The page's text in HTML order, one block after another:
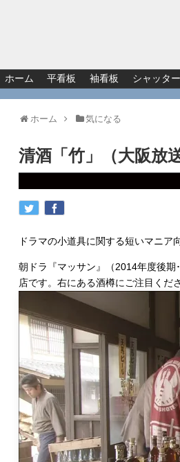
ホーム 平看板 袖看板 シャッタ
ホーム 気になる
清酒「竹」（大阪放
ドラマの小道具に関する短いマニア
朝ドラ『マッサン』（2014年度後
店です。右にある酒樽にご注目くださ